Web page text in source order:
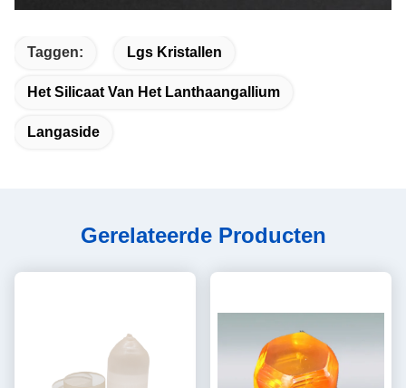
Taggen: Lgs Kristallen
Het Silicaat Van Het Lanthaangallium
Langaside
Gerelateerde Producten